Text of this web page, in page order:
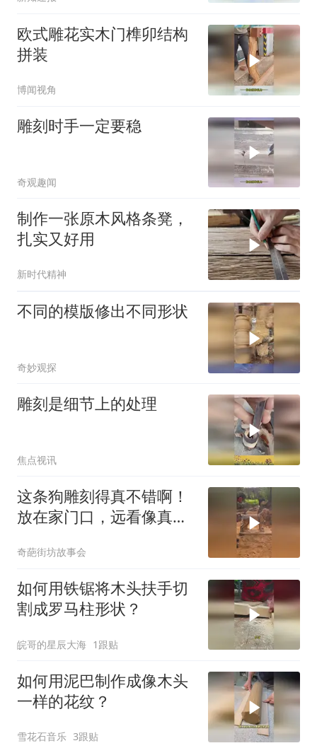
欧式雕花实木门榫卯结构
拼装
博闻视角
雕刻时手一定要稳
奇观趣闻
制作一张原木风格条凳，
扎实又好用
新时代精神
不同的模版修出不同形状
奇妙观探
雕刻是细节上的处理
焦点视讯
这条狗雕刻得真不错啊！
放在家门口，远看像真的
奇葩街坊故事会
如何用铁锯将木头扶手切
割成罗马柱形状？
皖哥的星辰大海 1跟贴
如何用泥巴制作成像木头
一样的花纹？
雪花石音乐 3跟贴